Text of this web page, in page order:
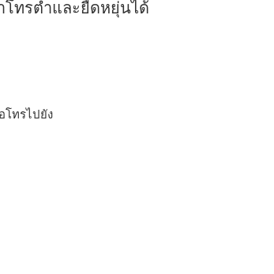
โทรต่ำและยืดหยุ่นได้
โทรไปยัง